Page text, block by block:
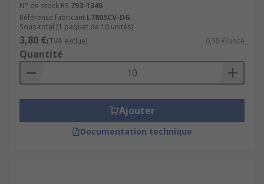
N° de stock RS 793-1346
Référence fabricant L7805CV-DG
Sous-total (1 paquet de 10 unités)
3,80 €(TVA exclue) 0,38 €/unité
Quantité
Ajouter
Documentation technique